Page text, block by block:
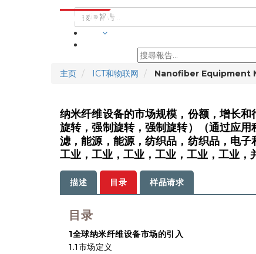
主页 ICT和物联网 Nanofiber Equipment
纳米纤维设备的市场规模，份额，增长
旋转，强制旋转，强制旋转）（通过应
滤，能源，能源，纺织品，纺织品，电
工业，工业，工业，工业，工业，工业
描述 目录 样品请求
目录
1全球纳米纤维设备市场的引入
1.1市场定义